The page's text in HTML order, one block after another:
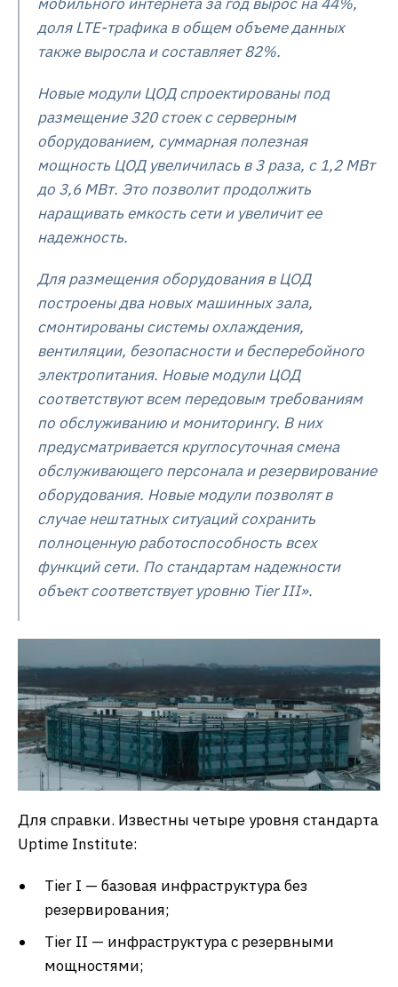
доля LTE-трафика в общем объеме данных
также выросла и составляет 82%.
Новые модули ЦОД спроектированы под
размещение 320 стоек с серверным
оборудованием, суммарная полезная
мощность ЦОД увеличилась в 3 раза, с 1,2 МВт
до 3,6 МВт. Это позволит продолжить
наращивать емкость сети и увеличит ее
надежность.
Для размещения оборудования в ЦОД
построены два новых машинных зала,
смонтированы системы охлаждения,
вентиляции, безопасности и бесперебойного
электропитания. Новые модули ЦОД
соответствуют всем передовым требованиям
по обслуживанию и мониторингу. В них
предусматривается круглосуточная смена
обслуживающего персонала и резервирование
оборудования. Новые модули позволят в
случае нештатных ситуаций сохранить
полноценную работоспособность всех
функций сети. По стандартам надежности
объект соответствует уровню Tier III».
Для справки. Известны четыре уровня стандарта
Uptime Institute:
Tier I — базовая инфраструктура без
резервирования;
Tier II — инфраструктура с резервными
мощностями;